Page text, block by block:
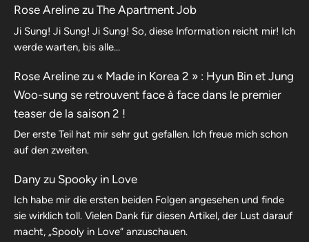
Rose Areline zu The Apartment Job
Ji Sung! Ji Sung! Ji Sung! So, diese Information reicht mir! Ich
werde warten, bis alle…
Rose Areline zu « Made in Korea 2 » : Hyun Bin et Jung
Woo-sung se retrouvent face à face dans le premier
teaser de la saison 2 !
Der erste Teil hat mir sehr gut gefallen. Ich freue mich schon
auf den zweiten.
Dany zu Spooky in Love
Ich habe mir die ersten beiden Folgen angesehen und finde
sie wirklich toll. Vielen Dank für diesen Artikel, der Lust darauf
macht, „Spooly in Love“ anzuschauen.